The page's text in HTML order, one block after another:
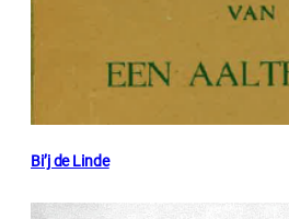
Bi’j de Linde